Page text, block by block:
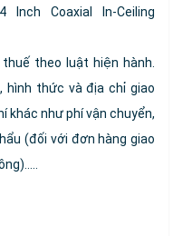
Coaxial In-Ceiling
theo luật hiện hành.
hình thức và địa chỉ giao
khác như phí vận chuyển,
(đối với đơn hàng giao